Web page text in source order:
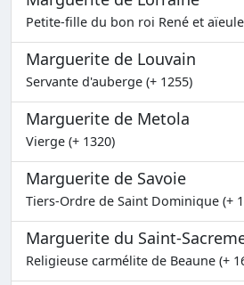
Petite-fille du bon roi René et
Marguerite de Louvain
Servante d'auberge (+ 1255)
Marguerite de Metola
Vierge (+ 1320)
Marguerite de Savoie
Tiers-Ordre de Saint Dominique (+
Marguerite du Saint-
Religieuse carmélite de Beaune (+